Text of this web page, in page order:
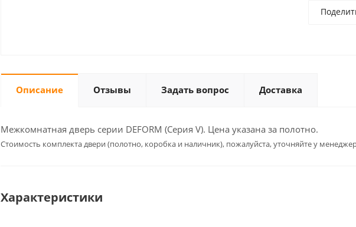
Описание Отзывы Задать вопрос Доставка
Межкомнатная дверь серии DEFORM (Серия V). Цена указана за полотно.
Cтоимость комплекта двери (полотно, коробка и наличник), пожалуйста, уточняйте у
Характеристики